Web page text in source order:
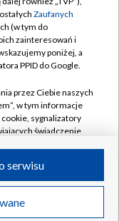
likwidacji
Zaufanych
(w tym do
zainteresowań i
poniżej, a
PPID do Google.
przez Ciebie naszych
w tym informacje
sygnalizatory
świadczenie
przez Ciebie
IP, identyfikatory
serwisu